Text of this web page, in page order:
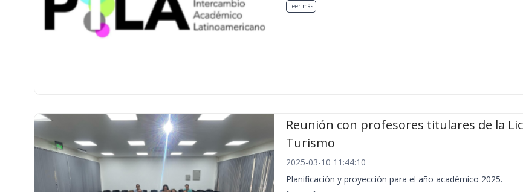
Leer más
Reunión con profesores titulares de la
Turismo
2025-03-10 11:44:10
Planificación y proyección para el año académico 2025.